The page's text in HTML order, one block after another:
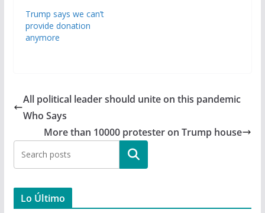
Trump says we can’t
provide donation
anymore
All political leader should unite on this pandemic
Who Says
More than 10000 protester on Trump house
Buscar
Lo Último